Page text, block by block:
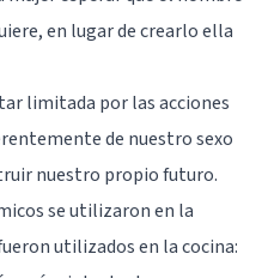
en lugar de crearlo ella
limitada por las acciones
de nuestro sexo
nuestro propio futuro.
se utilizaron en la
utilizados en la cocina: